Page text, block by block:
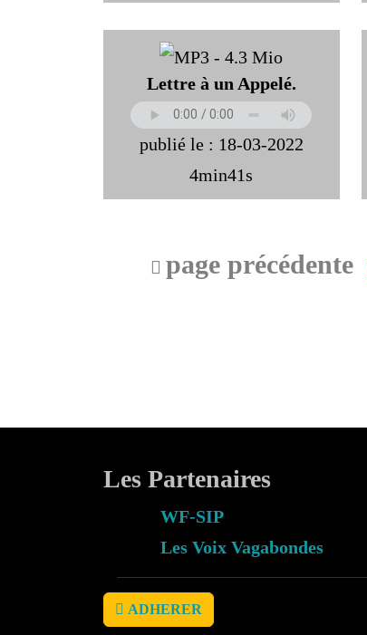
Lettre à un Appelé.
publié le : 18-03-2022
4min41s
page précédente
Les Partenaires
WF-SIP
Les Voix Vagabondes
ADHERER